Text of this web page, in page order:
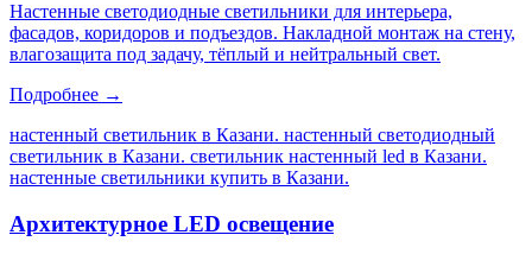
Настенные светодиодные светильники для интерьера,
фасадов, коридоров и подъездов. Накладной монтаж на стену,
влагозащита под задачу, тёплый и нейтральный свет.
Подробнее →
настенный светильник в Казани. настенный светодиодный
светильник в Казани. светильник настенный led в Казани.
настенные светильники купить в Казани.
Архитектурное LED освещение